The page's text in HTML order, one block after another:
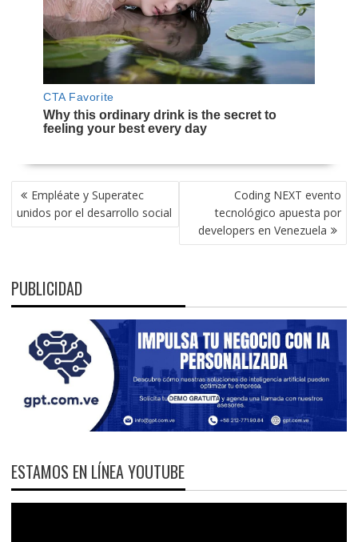
NAVEGACIÓN
DE
ENTRADAS
Empléate y Superatec
unidos por el desarrollo social
Coding NEXT evento
tecnológico apuesta por
developers en Venezuela
PUBLICIDAD
ESTAMOS EN LÍNEA YOUTUBE